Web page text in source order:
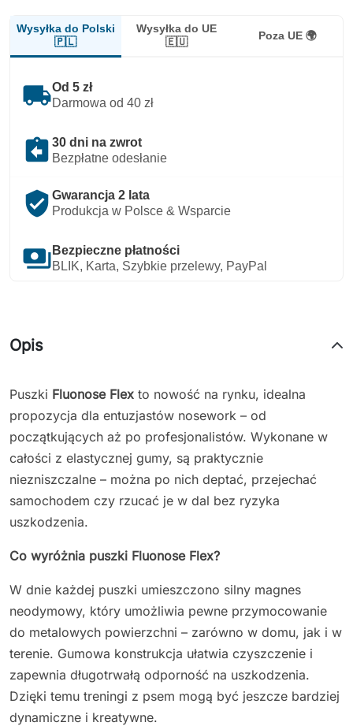
Wysyłka do Polski
🇵🇱
Wysyłka do UE
🇪🇺
Poza UE 🌍
local_shippingOd 5 zł
Darmowa od 40 zł
assignment_return 30 dni na zwrot
Bezpłatne odesłanie
verified_user Gwarancja 2 lata
Produkcja w Polsce & Wsparcie
payments Bezpieczne płatności
BLIK, Karta, Szybkie przelewy, PayPal
Opis
Puszki Fluonose Flex to nowość na rynku, idealna
propozycja dla entuzjastów nosework – od
początkujących aż po profesjonalistów. Wykonane w
całości z elastycznej gumy, są praktycznie
niezniszczalne – można po nich deptać, przejechać
samochodem czy rzucać je w dal bez ryzyka
uszkodzenia.
Co wyróżnia puszki Fluonose Flex?
W dnie każdej puszki umieszczono silny magnes
neodymowy, który umożliwia pewne przymocowanie
do metalowych powierzchni – zarówno w domu, jak i w
terenie. Gumowa konstrukcja ułatwia czyszczenie i
zapewnia długotrwałą odporność na uszkodzenia.
Dzięki temu treningi z psem mogą być jeszcze bardziej
dynamiczne i kreatywne.